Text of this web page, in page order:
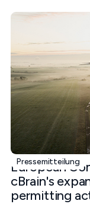
Pressemitteilung
European
cBrain's
permitting